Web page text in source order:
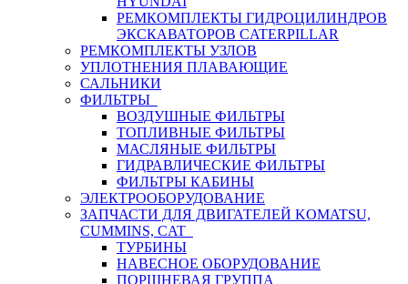
РЕМКОМПЛЕКТЫ ГИДРОЦИЛИНДРОВ
ЭКСКАВАТОРОВ CATERPILLAR
РЕМКОМПЛЕКТЫ УЗЛОВ
УПЛОТНЕНИЯ ПЛАВАЮЩИЕ
САЛЬНИКИ
ФИЛЬТРЫ
ВОЗДУШНЫЕ ФИЛЬТРЫ
ТОПЛИВНЫЕ ФИЛЬТРЫ
МАСЛЯНЫЕ ФИЛЬТРЫ
ГИДРАВЛИЧЕСКИЕ ФИЛЬТРЫ
ФИЛЬТРЫ КАБИНЫ
ЭЛЕКТРООБОРУДОВАНИЕ
ЗАПЧАСТИ ДЛЯ ДВИГАТЕЛЕЙ KOMATSU,
CUMMINS, CAT
ТУРБИНЫ
НАВЕСНОЕ ОБОРУДОВАНИЕ
ПОРШНЕВАЯ ГРУППА